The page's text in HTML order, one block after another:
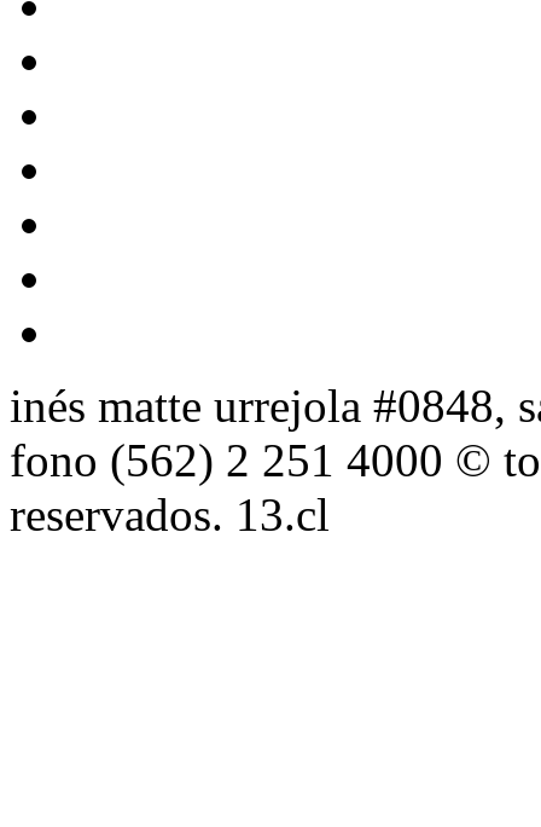
inés matte urrejola #0848,
fono (562) 2 251 4000 ©
reservados. 13.cl